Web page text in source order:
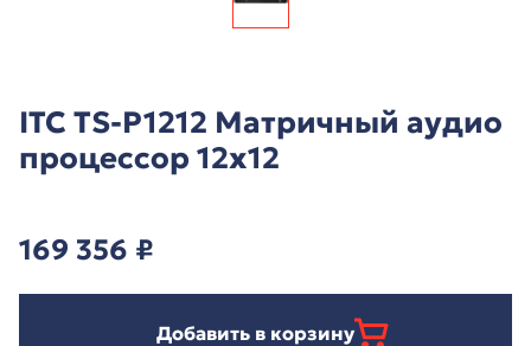
ITC TS-P1212 Матричный аудио
процессор 12х12
169 356 ₽
Добавить в корзину